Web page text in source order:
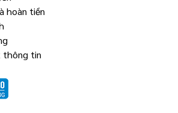
hoàn tiền
thông tin